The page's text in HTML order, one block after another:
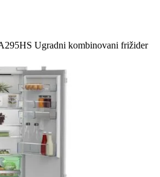
Ugradni kombinovani frižider